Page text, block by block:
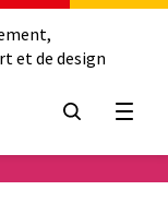
et de design